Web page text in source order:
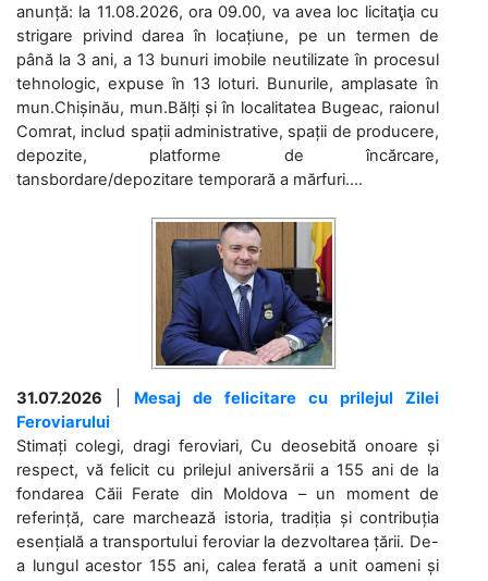
anunță: la 11.08.2026, ora 09.00, va avea loc licitaţia cu
strigare privind darea în locațiune, pe un termen de
până la 3 ani, a 13 bunuri imobile neutilizate în procesul
tehnologic, expuse în 13 loturi. Bunurile, amplasate în
mun.Chișinău, mun.Bălți și în localitatea Bugeac, raionul
Comrat, includ spații administrative, spații de producere,
depozite, platforme de încărcare,
tansbordare/depozitare temporară a mărfuri....
31.07.2026
Mesaj de felicitare cu prilejul Zilei
Feroviarului
Stimați colegi, dragi feroviari, Cu deosebită onoare și
respect, vă felicit cu prilejul aniversării a 155 ani de la
fondarea Căii Ferate din Moldova – un moment de
referință, care marchează istoria, tradiția și contribuția
esențială a transportului feroviar la dezvoltarea țării. De-
a lungul acestor 155 ani, calea ferată a unit oameni și